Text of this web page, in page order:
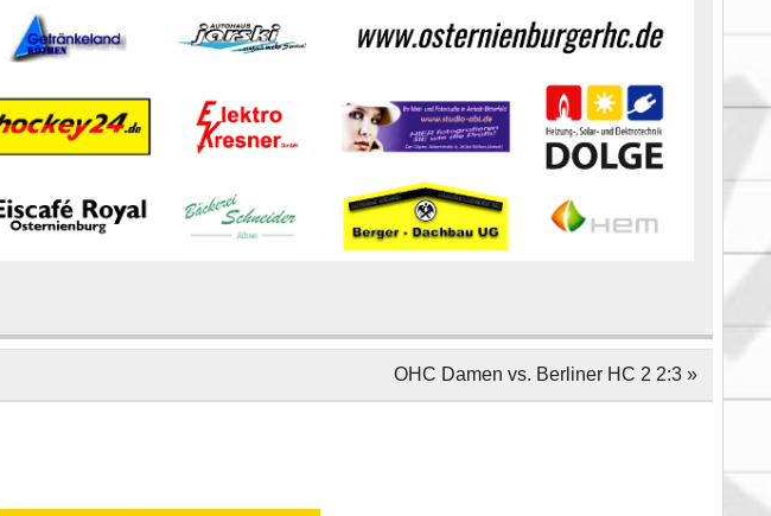
OHC Damen vs. Berliner HC 2 2:3 »